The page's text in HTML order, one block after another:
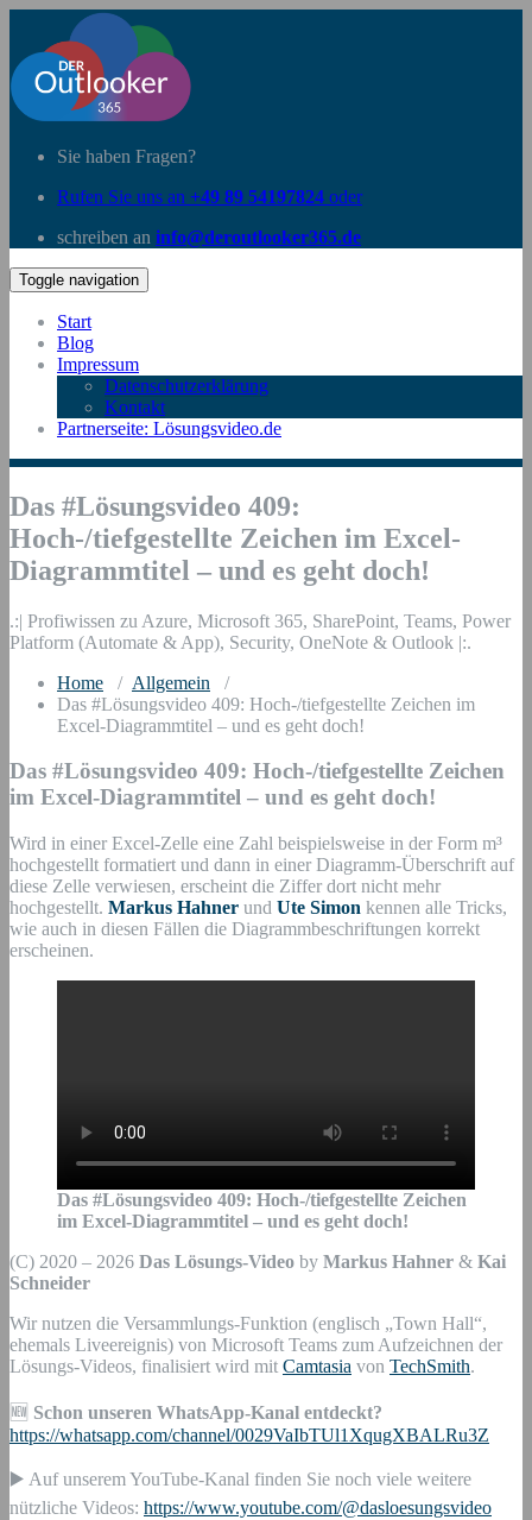
Sie haben Fragen?
Rufen Sie uns an +49 89 54197824 oder
schreiben an info@deroutlooker365.de
Toggle navigation
Start
Blog
Impressum
Datenschutzerklärung
Kontakt
Partnerseite: Lösungsvideo.de
Das #Lösungsvideo 409:
Hoch-/tiefgestellte Zeichen im Excel-
Diagrammtitel – und es geht doch!
.:| Profiwissen zu Azure, Microsoft 365, SharePoint, Teams, Power
Platform (Automate & App), Security, OneNote & Outlook |:.
Home / Allgemein /
Das #Lösungsvideo 409: Hoch-/tiefgestellte Zeichen im
Excel-Diagrammtitel – und es geht doch!
Das #Lösungsvideo 409: Hoch-/tiefgestellte Zeichen
im Excel-Diagrammtitel – und es geht doch!
Wird in einer Excel-Zelle eine Zahl beispielsweise in der Form m³
hochgestellt formatiert und dann in einer Diagramm-Überschrift auf
diese Zelle verwiesen, erscheint die Ziffer dort nicht mehr
hochgestellt. Markus Hahner und Ute Simon kennen alle Tricks,
wie auch in diesen Fällen die Diagrammbeschriftungen korrekt
erscheinen.
Das #Lösungsvideo 409: Hoch-/tiefgestellte Zeichen
im Excel-Diagrammtitel – und es geht doch!
(C) 2020 – 2026 Das Lösungs-Video by Markus Hahner & Kai
Schneider
Wir nutzen die Versammlungs-Funktion (englisch „Town Hall“,
ehemals Liveereignis) von Microsoft Teams zum Aufzeichnen der
Lösungs-Videos, finalisiert wird mit Camtasia von TechSmith.
🆕 Schon unseren WhatsApp-Kanal entdeckt?
https://whatsapp.com/channel/0029VaIbTUl1XqugXBALRu3Z
▶️ Auf unserem YouTube-Kanal finden Sie noch viele weitere
nützliche Videos: https://www.youtube.com/@dasloesungsvideo